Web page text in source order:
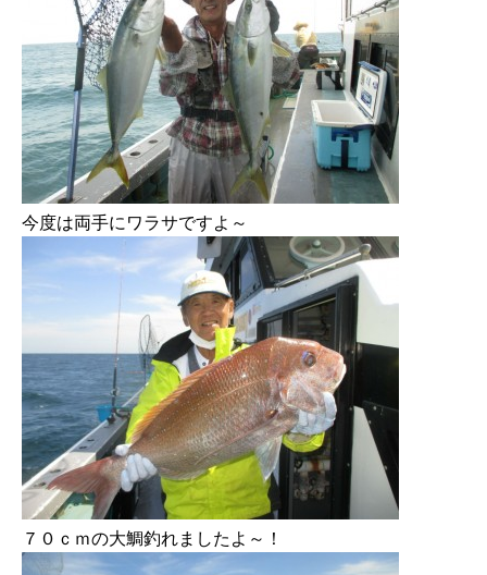
今度は両手にワラサですよ～
７０ｃｍの大鯛釣れましたよ～！